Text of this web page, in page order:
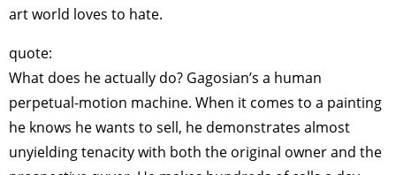
art world loves to hate.
quote:
What does he actually do? Gagosian’s a human
perpetual-motion machine. When it comes to a paint­ing
he knows he wants to sell, he demonstrates al­most
unyielding tenacity with both the original own­er and the